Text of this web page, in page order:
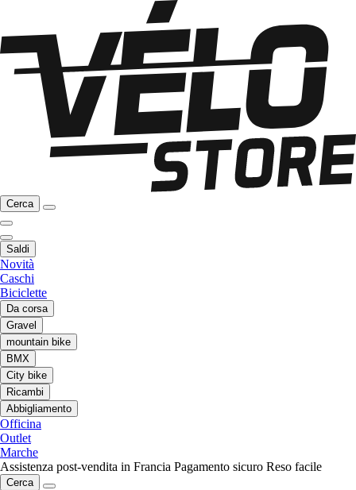
Cerca
Saldi
Novità
Caschi
Biciclette
Da corsa
Gravel
mountain bike
BMX
City bike
Ricambi
Abbigliamento
Officina
Outlet
Marche
Assistenza post-vendita in Francia Pagamento sicuro Reso facile
Cerca